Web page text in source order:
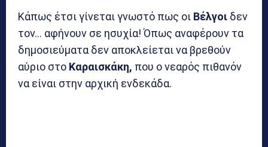
Κάπως έτσι γίνεται γνωστό πως οι Βέλγοι δεν
τον… αφήνουν σε ησυχία! Όπως αναφέρουν τα
δημοσιεύματα δεν αποκλείεται να βρεθούν
αύριο στο Καραισκάκη, που ο νεαρός πιθανόν
να είναι στην αρχική ενδεκάδα.